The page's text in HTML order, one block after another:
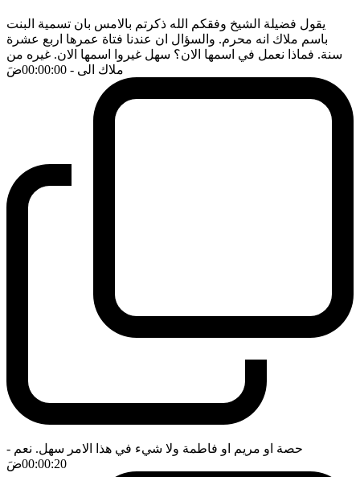
يقول فضيلة الشيخ وفقكم الله ذكرتم بالامس بان تسمية البنت
باسم ملاك انه محرم. والسؤال ان عندنا فتاة عمرها اربع عشرة
سنة. فماذا نعمل في اسمها الان؟ سهل غيروا اسمها الان. غيره من
ملاك الى - 00:00:00 ضَ
حصة او مريم او فاطمة ولا شيء في هذا الامر سهل. نعم -
00:00:20ضَ